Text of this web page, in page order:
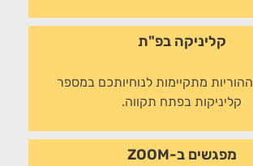
קליניקה בפ"ת
מתקיימות לנוחיותכם במספר
קליניקות בפתח תקווה.
מפגשים ב-ZOOM